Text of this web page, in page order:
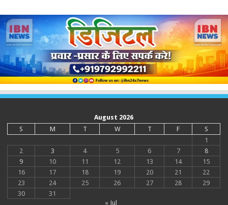
August 2026
S
M T W T F
S
1
2
3 4 5 6 7
8
9
10 11 12 13 14
15
16
17 18 19 20 21
22
23
24 25 26 27 28
29
30
31
« Jul